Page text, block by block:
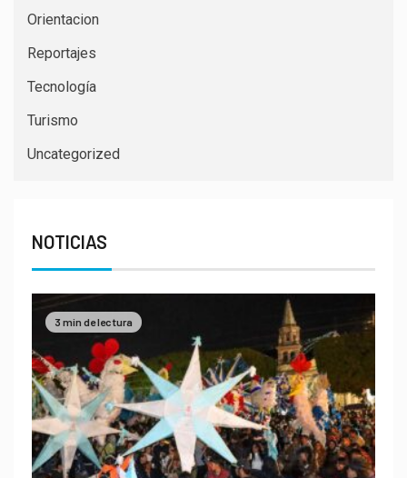
Orientacion
Reportajes
Tecnología
Turismo
Uncategorized
NOTICIAS
3 min de lectura